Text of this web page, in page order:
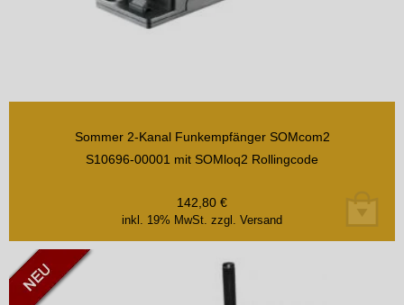
Sommer 2-Kanal Funkempfänger SOMcom2
S10696-00001 mit SOMloq2 Rollingcode
inkl. 19% MwSt. zzgl. Versand
142,80 €